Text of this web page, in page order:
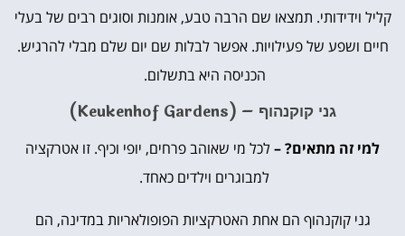
קליל וידידותי. תמצאו שם הרבה טבע, אומנות וסוגים רבים של בעלי
חיים ושפע של פעילויות. אפשר לבלות שם יום שלם מבלי להרגיש.
הכניסה היא בתשלום.
גני קוקנהוף – (Keukenhof Gardens)
למי זה מתאים? –לכל מי שאוהב פרחים, יופי וכיף. זו אטרקציה
למבוגרים וילדים כאחד.
גני קוקנהוף הם אחת האטרקציות הפופולאריות במדינה, הם